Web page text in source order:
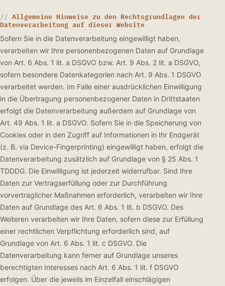
Allgemeine Hinweise zu den Rechtsgrundlagen der
Datenverarbeitung auf dieser Website
Sofern Sie in die Datenverarbeitung eingewilligt haben,
verarbeiten wir Ihre personenbezogenen Daten auf Grundlage
von Art. 6 Abs. 1 lit. a DSGVO bzw. Art. 9 Abs. 2 lit. a DSGVO,
sofern besondere Datenkategorien nach Art. 9 Abs. 1 DSGVO
verarbeitet werden. Im Falle einer ausdrücklichen Einwilligung
in die Übertragung personenbezogener Daten in Drittstaaten
erfolgt die Datenverarbeitung außerdem auf Grundlage von
Art. 49 Abs. 1 lit. a DSGVO. Sofern Sie in die Speicherung von
Cookies oder in den Zugriff auf Informationen in Ihr Endgerät
(z. B. via Device-Fingerprinting) eingewilligt haben, erfolgt die
Datenverarbeitung zusätzlich auf Grundlage von § 25 Abs. 1
TDDDG. Die Einwilligung ist jederzeit widerrufbar. Sind Ihre
Daten zur Vertragserfüllung oder zur Durchführung
vorvertraglicher Maßnahmen erforderlich, verarbeiten wir Ihre
Daten auf Grundlage des Art. 6 Abs. 1 lit. b DSGVO. Des
Weiteren verarbeiten wir Ihre Daten, sofern diese zur Erfüllung
einer rechtlichen Verpflichtung erforderlich sind, auf
Grundlage von Art. 6 Abs. 1 lit. c DSGVO. Die
Datenverarbeitung kann ferner auf Grundlage unseres
berechtigten Interesses nach Art. 6 Abs. 1 lit. f DSGVO
erfolgen. Über die jeweils im Einzelfall einschlägigen